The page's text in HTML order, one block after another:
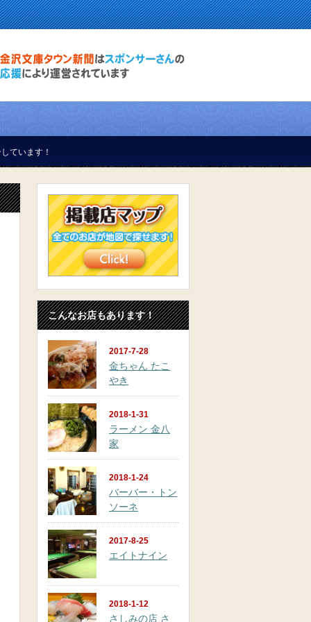
こんなお店もあります！
2017-7-28
金ちゃん たこ
やき
2018-1-31
ラーメン 金八
家
2018-1-24
バーバー・トン
ソーネ
2017-8-25
エイトナイン
2018-1-12
さしみの店 さ